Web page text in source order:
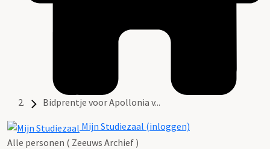
Bidprentje voor Apollonia v...
Mijn Studiezaal (inloggen)
Alle personen ( Zeeuws Archief )